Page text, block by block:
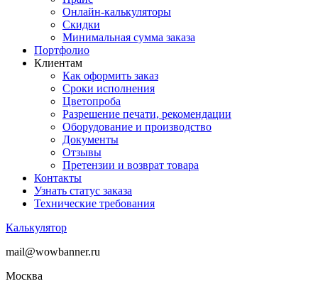
Онлайн-калькуляторы
Скидки
Минимальная сумма заказа
Портфолио
Клиентам
Как оформить заказ
Сроки исполнения
Цветопроба
Разрешение печати, рекомендации
Оборудование и производство
Документы
Отзывы
Претензии и возврат товара
Контакты
Узнать статус заказа
Технические требования
Калькулятор
mail@wowbanner.ru
Москва